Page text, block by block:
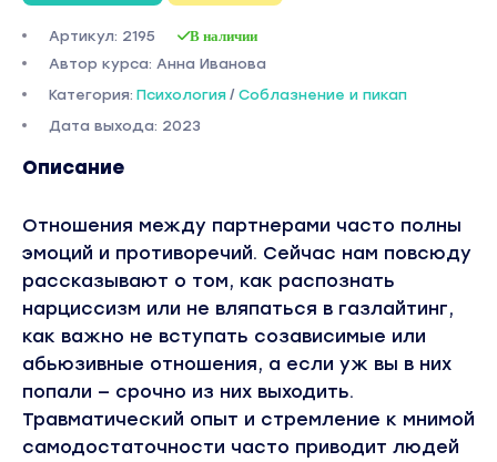
Артикул: 2195 В наличии
Автор курса: Анна Иванова
Категория: Психология / Соблазнение и пикап
Дата выхода: 2023
Описание
Отношения между партнерами часто полны
эмоций и противоречий. Сейчас нам повсюду
рассказывают о том, как распознать
нарциссизм или не вляпаться в газлайтинг,
как важно не вступать созависимые или
абьюзивные отношения, а если уж вы в них
попали — срочно из них выходить.
Травматический опыт и стремление к мнимой
самодостаточности часто приводит людей